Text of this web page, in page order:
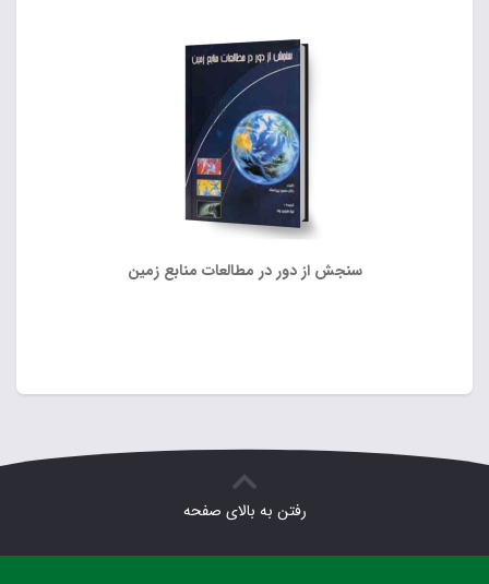
سنجش از دور در مطالعات منابع زمین
رفتن به بالای صفحه